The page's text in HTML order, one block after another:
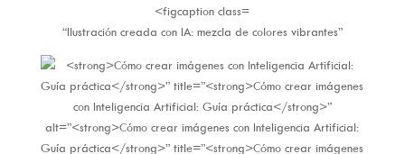
“Ilustración creada con IA: mezcla de colores vibrantes”